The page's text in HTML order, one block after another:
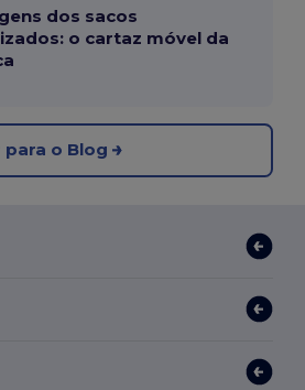
dos sacos
o cartaz móvel da
para o Blog